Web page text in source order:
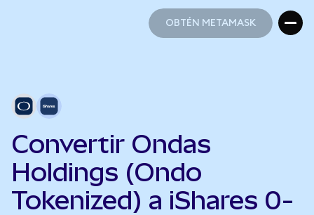
OBTÉN METAMASK
Convertir Ondas
Holdings (Ondo
Tokenized) a iShares 0-